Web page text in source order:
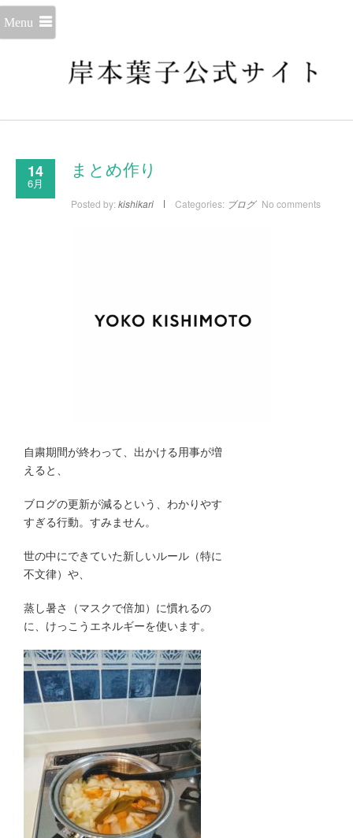
Menu
14
6月
まとめ作り
Posted by: kishikari Categories: ブログ No comments
自粛期間が終わって、出かける用事が増
えると、
ブログの更新が減るという、わかりやす
すぎる行動。すみません。
世の中にできていた新しいルール（特に
不文律）や、
蒸し暑さ（マスクで倍加）に慣れるの
に、けっこうエネルギーを使います。